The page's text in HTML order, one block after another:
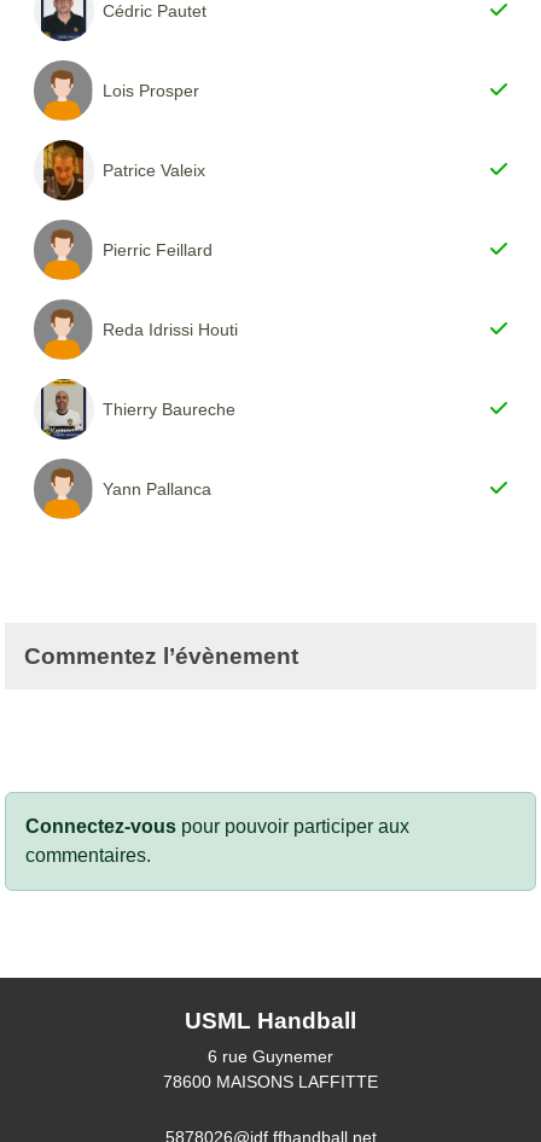
Cédric Pautet
Lois Prosper
Patrice Valeix
Pierric Feillard
Reda Idrissi Houti
Thierry Baureche
Yann Pallanca
Commentez l’évènement
Connectez-vous pour pouvoir participer aux
commentaires.
USML Handball
6 rue Guynemer
78600 MAISONS LAFFITTE
5878026@idf.ffhandball.net